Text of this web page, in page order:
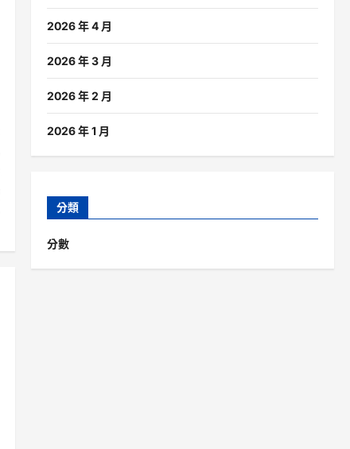
2026 年 4 月
2026 年 3 月
2026 年 2 月
2026 年 1 月
分類
分數